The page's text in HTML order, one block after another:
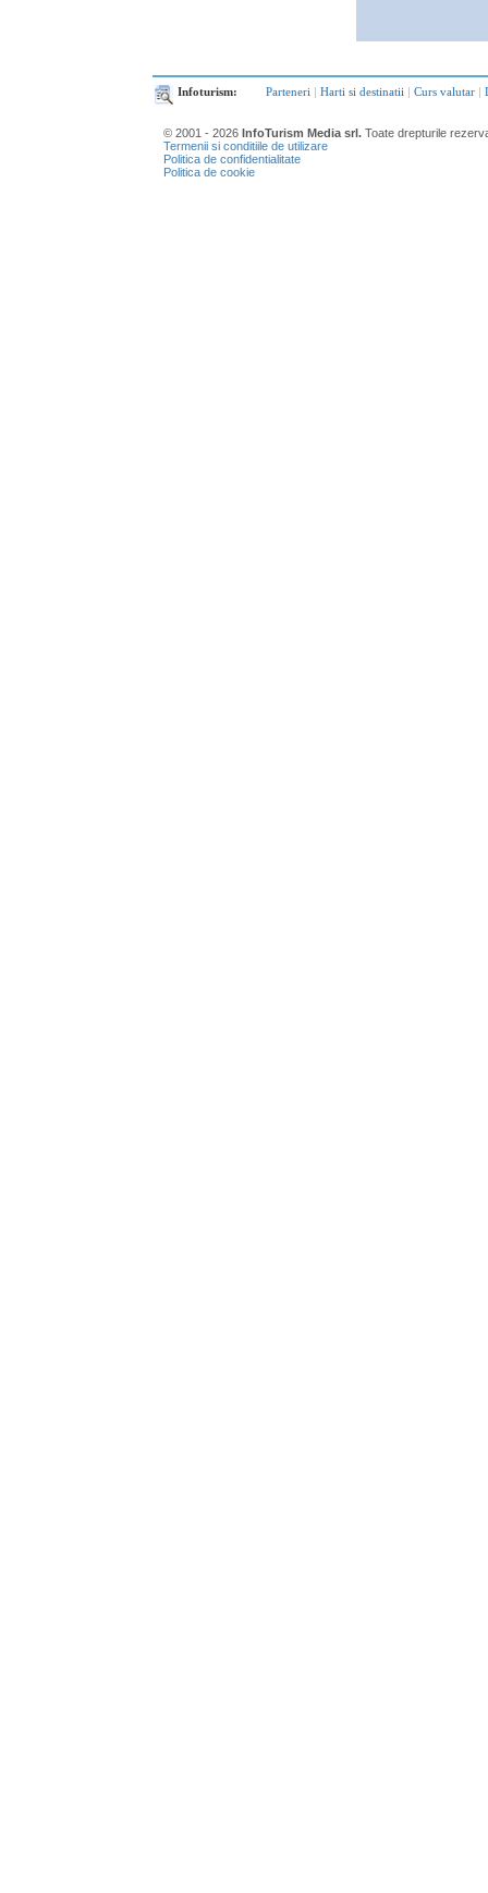
Infoturism: Parteneri | Harti si destinatii | Curs valutar |
© 2001 - 2026 InfoTurism Media srl. Toate drepturile
Termenii si conditiile de utilizare
Politica de confidentialitate
Politica de cookie